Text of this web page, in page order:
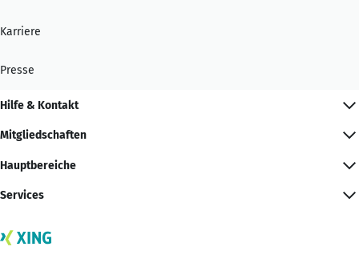
Karriere
Presse
Hilfe & Kontakt
Mitgliedschaften
Hauptbereiche
Services